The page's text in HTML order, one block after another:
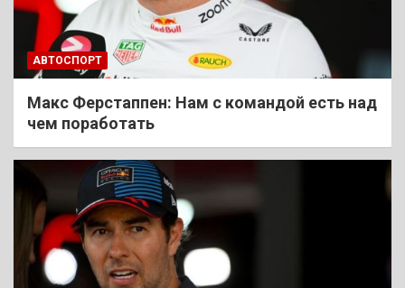
АВТОСПОРТ
Макс Ферстаппен: Нам с командой есть над
чем поработать